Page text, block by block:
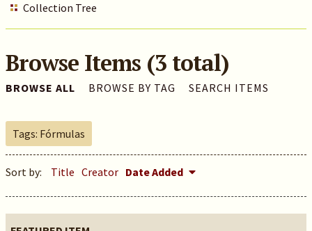
Collection Tree
Browse Items (3 total)
BROWSE ALL BROWSE BY TAG SEARCH ITEMS
Tags: Fórmulas
Sort by: Title Creator Date Added